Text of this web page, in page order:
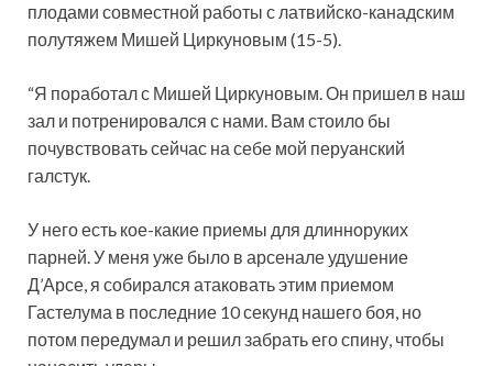
плодами совместной работы с латвийско-канадским
полутяжем Мишей Циркуновым (15-5).
“Я поработал с Мишей Циркуновым. Он пришел в наш
зал и потренировался с нами. Вам стоило бы
почувствовать сейчас на себе мой перуанский
галстук.
У него есть кое-какие приемы для длинноруких
парней. У меня уже было в арсенале удушение
Д’Арсе, я собирался атаковать этим приемом
Гастелума в последние 10 секунд нашего боя, но
потом передумал и решил забрать его спину, чтобы